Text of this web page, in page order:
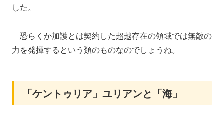
した。
恐らくか加護とは契約した超越存在の領域では無敵の
力を発揮するという類のものなのでしょうね。
「ケントゥリア」ユリアンと「海」